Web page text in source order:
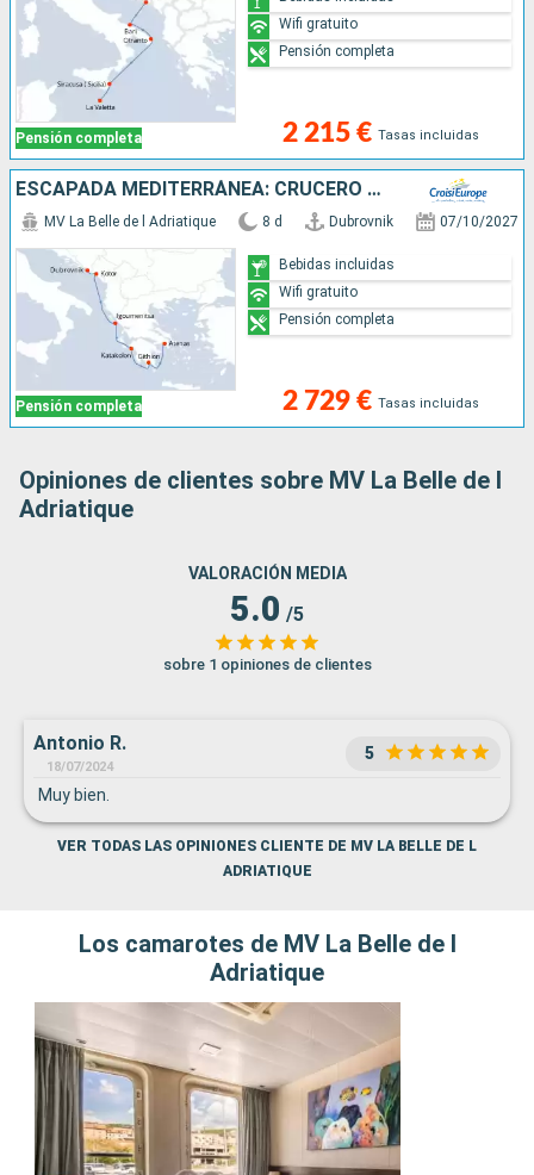
Pensión completa 2 215 € Tasas incluidas
Wifi gratuito
Pensión completa
ESCAPADA MEDITERRÁNEA: CRUCERO PARA DESCUBRIR LOS TESOROS DE GRECIA Y DEL ADRIÁTICO - DE LAS MURALLAS DE DUBROVNIK A LA ACRÓPOLIS DE ATENAS (FORMULA PUERTO/PUERTO)
Pensión completa
MV La Belle de l Adriatique 8 d Dubrovnik 07/10/2027
2 729 € Tasas incluidas
Bebidas incluidas
Wifi gratuito
Pensión completa
Opiniones de clientes sobre MV La Belle de l
Adriatique
VALORACIÓN MEDIA
5.0 /5
sobre 1 opiniones de clientes
Antonio R.
18/07/2024
5
Muy bien.
VER TODAS LAS OPINIONES CLIENTE DE MV LA BELLE DE L
ADRIATIQUE
Los camarotes de MV La Belle de l
Adriatique